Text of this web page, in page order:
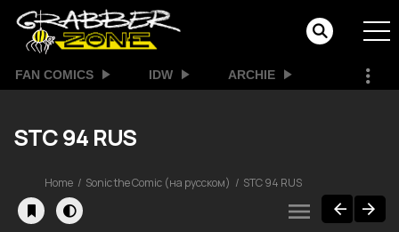
FAN COMICS IDW ARCHIE
STC 94 RUS
Home Sonic the Comic (на русском) STC 94 RUS